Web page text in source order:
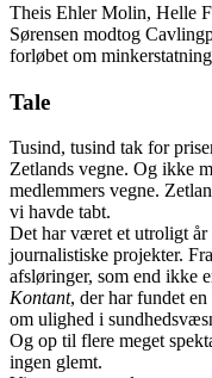
Theis Ehler Molin, Helle
Sørensen modtog
forløbet om
Tale
Tusind, tusind tak for
Zetlands vegne. Og ikke
medlemmers vegne.
vi havde tabt.
Det har været et utroligt
journalistiske projekter.
afsløringer, som end ikke
Kontant, der har fundet
om ulighed i
Og op til flere meget
ingen glemt.